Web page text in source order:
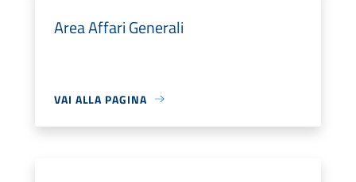
Area Affari Generali
VAI ALLA PAGINA